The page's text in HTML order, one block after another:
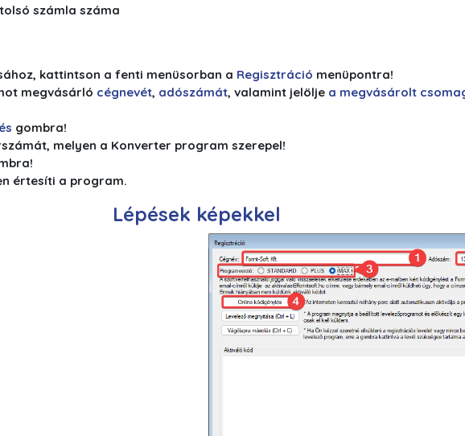
számla száma
kattintson a fenti menüsorban a Regisztráció menüpontra!
megvásárló cégnevét, adószámát, valamint jelölje a megvásárolt
gombra!
melyen a Konverter program szerepel!
értesíti a program.
Lépések képekkel